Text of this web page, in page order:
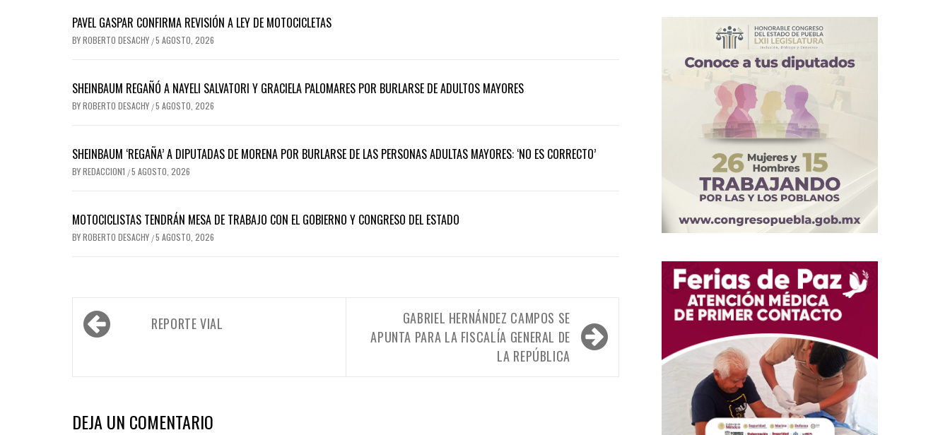
PAVEL GASPAR CONFIRMA REVISIÓN A LEY DE MOTOCICLETAS
BYROBERTO DESACHY /5 AGOSTO, 2026
SHEINBAUM REGAÑÓ A NAYELI SALVATORI Y GRACIELA PALOMARES POR BURLARSE DE ADULTOS MAYORES
BYROBERTO DESACHY /5 AGOSTO, 2026
SHEINBAUM ‘REGAÑA’ A DIPUTADAS DE MORENA POR BURLARSE DE LAS PERSONAS ADULTAS MAYORES: ‘NO ES CORRECTO’
BYREDACCION1 /5 AGOSTO, 2026
MOTOCICLISTAS TENDRÁN MESA DE TRABAJO CON EL GOBIERNO Y CONGRESO DEL ESTADO
BYROBERTO DESACHY /5 AGOSTO, 2026
Navegación
de REPORTE VIAL
GABRIEL HERNÁNDEZ CAMPOS SE
APUNTA PARA LA FISCALÍA GENERAL DE
LA REPÚBLICA
DEJA UN COMENTARIO